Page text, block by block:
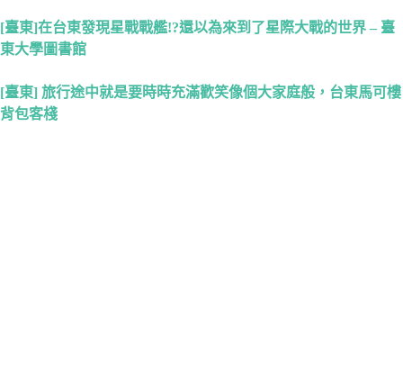
[臺東]在台東發現星戰戰艦!?還以為來到了星際大戰的世界 – 臺
東大學圖書館
[臺東] 旅行途中就是要時時充滿歡笑像個大家庭般，台東馬可樓
背包客棧